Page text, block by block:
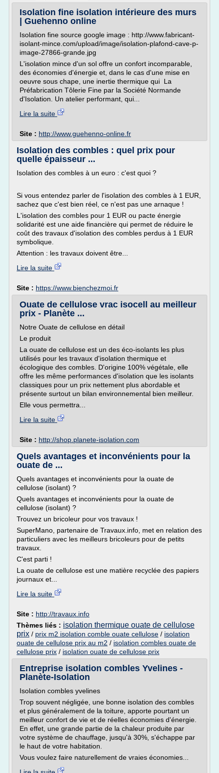
Isolation fine isolation intérieure des murs
| Guehenno online
Isolation fine source google image : http://www.fabricant-
isolant-mince.com/upload/image/isolation-plafond-cave-p-
image-27866-grande.jpg
L'isolation mince d'un sol offre un confort incomparable,
des économies d'énergie et, dans le cas d'une mise en
oeuvre sous chape, une inertie thermique qui La
Préfabrication Tôlerie Fine par la Société Normande
d'Isolation. Un atelier performant, qui...
Lire la suite
Site : http://www.guehenno-online.fr
Isolation des combles : quel prix pour
quelle épaisseur ...
Isolation des combles à un euro : c'est quoi ?
Si vous entendez parler de l'isolation des combles à 1 EUR,
sachez que c'est bien réel, ce n'est pas une arnaque !
L'isolation des combles pour 1 EUR ou pacte énergie
solidarité est une aide financière qui permet de réduire le
coût des travaux d'isolation des combles perdus à 1 EUR
symbolique.
Attention : les travaux doivent être...
Lire la suite
Site : https://www.bienchezmoi.fr
Ouate de cellulose vrac isocell au meilleur
prix - Planète ...
Notre Ouate de cellulose en détail
Le produit
La ouate de cellulose est un des éco-isolants les plus
utilisés pour les travaux d'isolation thermique et
écologique des combles. D'origine 100% végétale, elle
offre les même performances d'isolation que les isolants
classiques pour un prix nettement plus abordable et
présente surtout un bilan environnemental bien meilleur.
Elle vous permettra...
Lire la suite
Site : http://shop.planete-isolation.com
Quels avantages et inconvénients pour la
ouate de ...
Quels avantages et inconvénients pour la ouate de
cellulose (isolant) ?
Quels avantages et inconvénients pour la ouate de
cellulose (isolant) ?
Trouvez un bricoleur pour vos travaux !
SuperMano, partenaire de Travaux.info, met en relation des
particuliers avec les meilleurs bricoleurs pour de petits
travaux.
C'est parti !
La ouate de cellulose est une matière recyclée des papiers
journaux et...
Lire la suite
Site : http://travaux.info
Thèmes liés : isolation thermique ouate de cellulose
prix / prix m2 isolation comble ouate cellulose / isolation
ouate de cellulose prix au m2 / isolation combles ouate de
cellulose prix / isolation ouate de cellulose prix
Entreprise isolation combles Yvelines -
Planète-Isolation
Isolation combles yvelines
Trop souvent négligée, une bonne isolation des combles
et plus généralement de la toiture, apporte pourtant un
meilleur confort de vie et de réelles économies d'énergie.
En effet, une grande partie de la chaleur produite par
votre système de chauffage, jusqu'à 30%, s'échappe par
le haut de votre habitation.
Vous voulez faire naturellement de vraies économies...